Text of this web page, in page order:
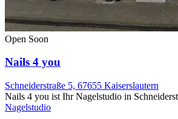
Open Soon
Nails 4 you
Schneiderstraße 5, 67655 Kaiserslautern
Nails 4 you ist Ihr Nagelstudio in
Nagelstudio